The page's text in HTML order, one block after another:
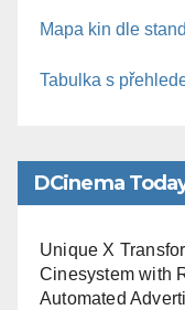
Mapa kin dle
Tabulka s
DCinema
Unique X
Cinesystem with
Automated